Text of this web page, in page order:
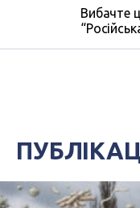
Вибачте